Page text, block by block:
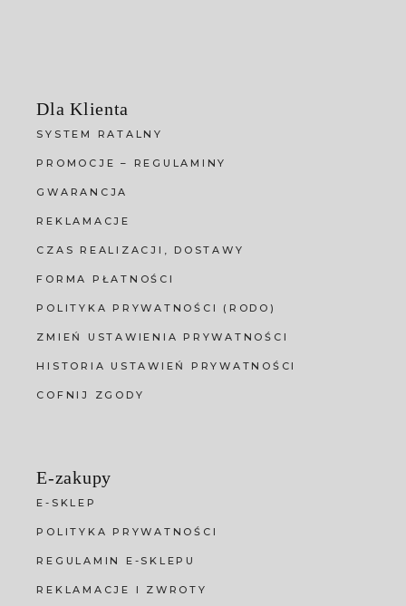
Dla Klienta
SYSTEM RATALNY
PROMOCJE – REGULAMINY
GWARANCJA
REKLAMACJE
CZAS REALIZACJI, DOSTAWY
FORMA PŁATNOŚCI
POLITYKA PRYWATNOŚCI (RODO)
ZMIEŃ USTAWIENIA PRYWATNOŚCI
HISTORIA USTAWIEŃ PRYWATNOŚCI
COFNIJ ZGODY
E-zakupy
E-SKLEP
POLITYKA PRYWATNOŚCI
REGULAMIN E-SKLEPU
REKLAMACJE I ZWROTY